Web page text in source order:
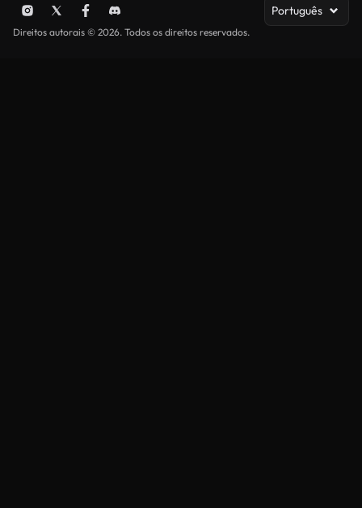
Português
Direitos autorais © 2026. Todos os direitos reservados.